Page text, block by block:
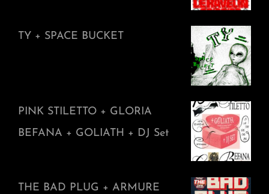
TY + SPACE BUCKET
PINK STILETTO + GLORIA
BEFANA + GOLIATH + DJ Set
THE BAD PLUG + ARMURE